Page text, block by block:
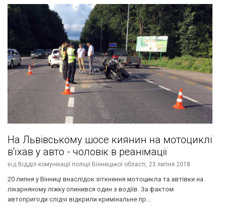
На Львівському шосе киянин на мотоциклі
в'їхав у авто - чоловік в реанімації
від Відділ комунікації поліції Вінницької області, 23 липня 2018
20 липня у Вінниці внаслідок зіткнення мотоцикла та автівки на
лікарняному ліжку опинився один з водіїв. За фактом
автопригоди слідчі відкрили кримінальне пр...